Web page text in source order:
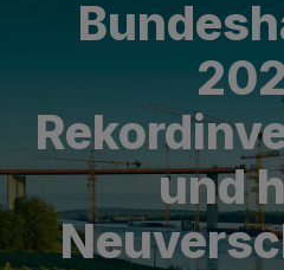
und